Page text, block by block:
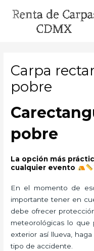
Carpa
pobre
pobre
La opción más
cualquier evento
En el momento de
importante tener en
debe ofrecer
meteorológicas lo que
exterior así llueva,
tipo de accidente.